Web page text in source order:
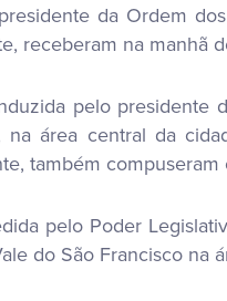
da Ordem
receberam na manhã
pelo presidente
na área central da
também
pelo Poder
do São Francisco na